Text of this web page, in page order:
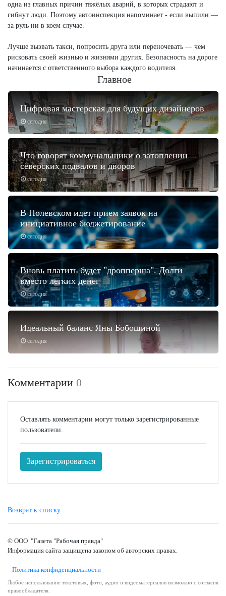
одна из главных причин тяжёлых аварий, в которых страдают и
гибнут люди. Поэтому автоинспекция напоминает - если выпили —
за руль ни в коем случае.
Лучше вызвать такси, попросить друга или переночевать — чем
рисковать своей жизнью и жизнями других. Безопасность на дороге
начинается с ответственного выбора каждого водителя.
Главное
сегодня
Цифровая мастерская для будущих дизайнеров
сегодня
Что говорят коммунальщики о затоплении
северских подвалов и дворов
сегодня
В Полевском идет прием заявок на
инициативное бюджетирование
сегодня
Вновь платить будет "дропперша". Долги
вместо легких денег
сегодня
Идеальный баланс Яны Бобошиной
Комментарии 0
Оставлять комментарии могут только зарегистрированные
пользователи.
Зарегистрироваться
Возврат к списку
© ООО "Газета "Рабочая правда"
Информация сайта защищена законом об авторских правах.
Политика конфиденциальности
Любое использование текстовых, фото, аудио и видеоматериалов возможно с согласия
правообладателя.